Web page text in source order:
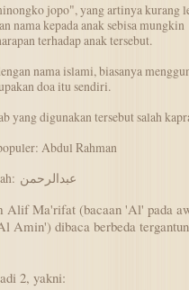
jopo", yang artinya kurang
nama kepada anak sebisa mungkin
terhadap anak tersebut.
nama islami, biasanya
doa itu sendiri.
yang digunakan tersebut salah
Abdul Rahman
عبدالرحمن
Alif Ma'rifat (bacaan 'Al' pada
Amin') dibaca berbeda
2, yakni: